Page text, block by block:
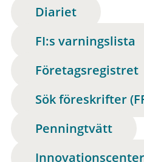
Diariet
FI:s varningslista
Företagsregistret
Sök föreskrifter
Penningtvätt
Innovationscenter